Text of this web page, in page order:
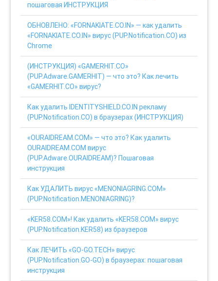
пошаговая ИНСТРУКЦИЯ
ОБНОВЛЕНО: «FORNAKIATE.CO.IN» — как удалить
«FORNAKIATE.CO.IN» вирус (PUP.Notification.CO) из
Chrome
(ИНСТРУКЦИЯ) «GAMERHIT.CO»
(PUP.Adware.GAMERHIT) — что это? Как лечить
«GAMERHIT.CO» вирус?
Как удалить IDENTITYSHIELD.CO.IN рекламу
(PUP.Notification.CO) в браузерах (ИНСТРУКЦИЯ)
«OURAIDREAM.COM» — что это? Как удалить
OURAIDREAM.COM вирус
(PUP.Adware.OURAIDREAM)? Пошаговая
инструкция
Как УДАЛИТЬ вирус «MENONIAGRING.COM»
(PUP.Notification.MENONIAGRING)?
«KER58.COM»! Как удалить «KER58.COM» вирус
(PUP.Notification.KER58) из браузеров
Как ЛЕЧИТЬ «GO-GO.TECH» вирус
(PUP.Notification.GO-GO) в браузерах: пошаговая
инструкция